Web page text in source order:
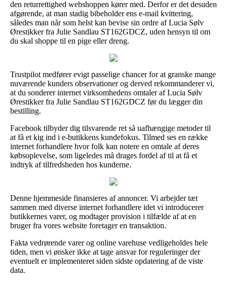
den returrettighed webshoppen kører med. Derfor er det desuden
afgørende, at man stadig bibeholder ens e-mail kvittering,
således man når som helst kan bevise sin ordre af Lucia Sølv
Ørestikker fra Julie Sandlau ST162GDCZ, uden hensyn til om
du skal shoppe til en pige eller dreng.
Trustpilot medfører evigt passelige chancer for at granske mange
nuværende kunders observationer og derved rekommanderer vi,
at du sonderer internet virksomhedens omtaler af Lucia Sølv
Ørestikker fra Julie Sandlau ST162GDCZ før du lægger din
bestilling.
Facebook tilbyder dig tilsvarende ret så uafhængige metoder til
at få et kig ind i e-butikkens kundefokus. Tilmed ses en række
internet forhandlere hvor folk kan notere en omtale af deres
købsoplevelse, som ligeledes må drages fordel af til at få et
indtryk af tilfredsheden hos kunderne.
Denne hjemmeside finansieres af annoncer. Vi arbejder tæt
sammen med diverse internet forhandlere idet vi introducerer
butikkernes varer, og modtager provision i tilfælde af at en
bruger fra vores website foretager en transaktion.
Fakta vedrørende varer og online varehuse vedligeholdes hele
tiden, men vi ønsker ikke at tage ansvar for reguleringer der
eventuelt er implementeret siden sidste opdatering af de viste
data.